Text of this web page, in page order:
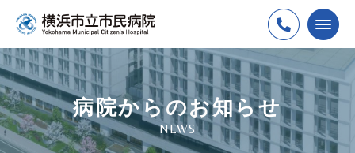
病院からのお知らせ
NEWS